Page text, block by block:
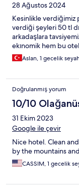
28 Ağustos 2024
Kesinlikle verdiğimiz
verdiği şeyleri 50 tl
arkadaşlara
ekınomik hem bu
Aslan, 1 gecelik
Doğrulanmış yorum
10/10
31 Ekim 2023
Google ile çevir
Nice hotel. Clean
by the mountains
CASSIM, 1 gecelik